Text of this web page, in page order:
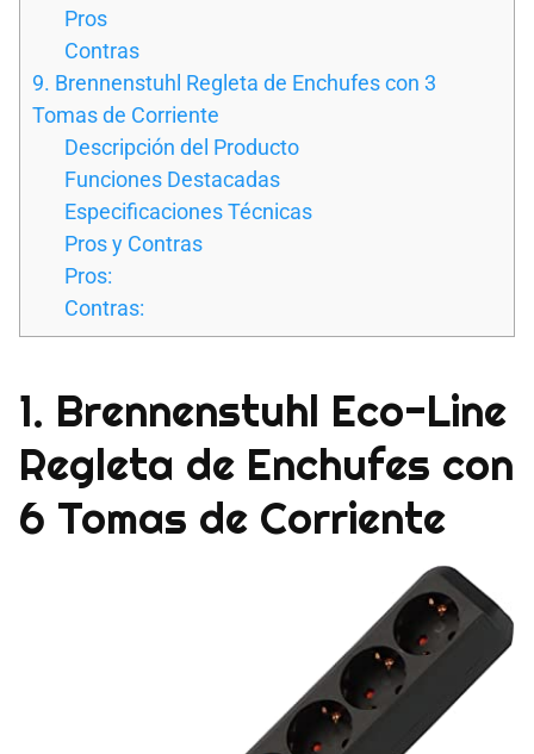
Pros
Contras
9. Brennenstuhl Regleta de Enchufes con 3
Tomas de Corriente
Descripción del Producto
Funciones Destacadas
Especificaciones Técnicas
Pros y Contras
Pros:
Contras:
1. Brennenstuhl Eco-Line
Regleta de Enchufes con
6 Tomas de Corriente